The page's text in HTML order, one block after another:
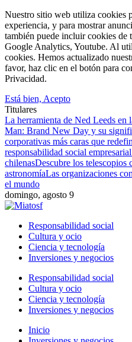
Nuestro sitio web utiliza cookies
experiencia, y para mostrar
también puede incluir cookies de
Google Analytics, Youtube. Al
cookies. Hemos actualizado
favor, haz clic en el botón para
Privacidad.
Está bien, Acepto
Titulares
La herramienta de Ned Leeds en
Man: Brand New Day y su
corporativas más caras que
responsabilidad social
chilenasDescubre los telescopios
astronomíaLas organizaciones
el mundo
domingo, agosto 9
Responsabilidad social
Cultura y ocio
Ciencia y tecnología
Inversiones y negocios
Responsabilidad social
Cultura y ocio
Ciencia y tecnología
Inversiones y negocios
Inicio